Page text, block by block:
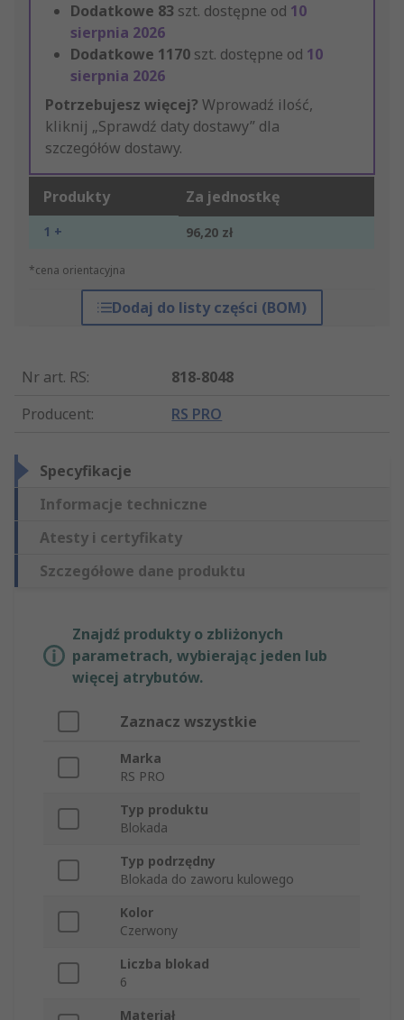
Dodatkowe 83 szt. dostępne od 10
sierpnia 2026
Dodatkowe 1170 szt. dostępne od 10
sierpnia 2026
Potrzebujesz więcej? Wprowadź ilość,
kliknij „Sprawdź daty dostawy” dla
szczegółów dostawy.
Produkty Za jednostkę
1 + 96,20 zł
*cena orientacyjna
Dodaj do listy części (BOM)
Nr art. RS:
818-8048
Producent: RS PRO
Specyfikacje
Informacje techniczne
Atesty i certyfikaty
Szczegółowe dane produktu
Znajdź produkty o zbliżonych
parametrach, wybierając jeden lub
więcej atrybutów.
Zaznacz wszystkie
Marka
RS PRO
Typ produktu
Blokada
Typ podrzędny
Blokada do zaworu kulowego
Kolor
Czerwony
Liczba blokad
6
Materiał